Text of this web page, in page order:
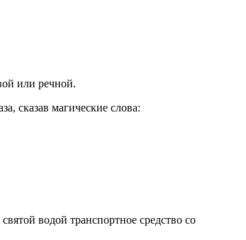
или речной.
сказав магические слова:
водой транспортное средство со